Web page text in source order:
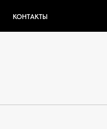
КОНТАКТЫ